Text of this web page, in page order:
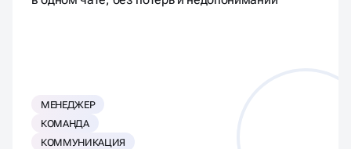
МЕНЕДЖЕР
КОМАНДА
КОММУНИКАЦИЯ